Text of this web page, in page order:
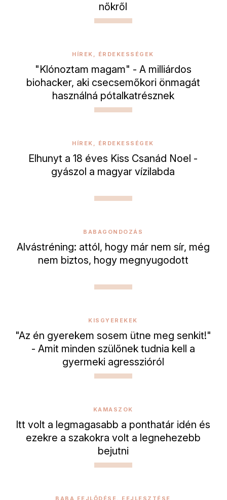
nőkről
HÍREK, ÉRDEKESSÉGEK
"Klónoztam magam" - A milliárdos
biohacker, aki csecsemőkori önmagát
használná pótalkatrésznek
HÍREK, ÉRDEKESSÉGEK
Elhunyt a 18 éves Kiss Csanád Noel -
gyászol a magyar vízilabda
BABAGONDOZÁS
Alvástréning: attól, hogy már nem sír, még
nem biztos, hogy megnyugodott
KISGYEREKEK
"Az én gyerekem sosem ütne meg senkit!"
- Amit minden szülőnek tudnia kell a
gyermeki agresszióról
KAMASZOK
Itt volt a legmagasabb a ponthatár idén és
ezekre a szakokra volt a legnehezebb
bejutni